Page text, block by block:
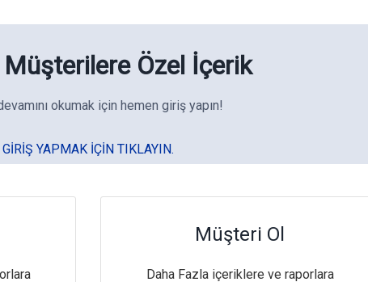
Müşterilere Özel İçerik
okumak için hemen giriş yapın!
GIRIŞ YAPMAK IÇIN TIKLAYIN.
Müşteri Ol
Daha Fazla içeriklere ve raporlara